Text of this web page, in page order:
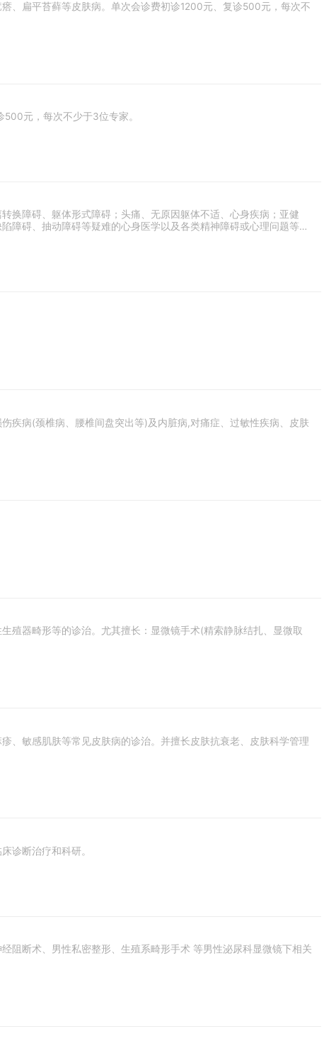
、扁平苔藓等皮肤病。单次会诊费初诊1200元、复诊500元，每次不
元，每次不少于3位专家。
换障碍、躯体形式障碍；头痛、无原因躯体不适、心身疾病；亚健
障碍、抽动障碍等疑难的心身医学以及各类精神障碍或心理问题等中
疾病(颈椎病、腰椎间盘突出等)及内脏病,对痛症、过敏性疾病、皮肤
殖器畸形等的诊治。尤其擅长：显微镜手术(精索静脉结扎、显微取
、敏感肌肤等常见皮肤病的诊治。并擅长皮肤抗衰老、皮肤科学管理
诊断治疗和科研。
阻断术、男性私密整形、生殖系畸形手术 等男性泌尿科显微镜下相关